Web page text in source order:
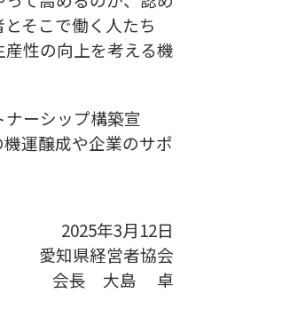
そこで働く人たち
性の向上を考える機
ーシップ構築宣
運醸成や企業のサポ
年3月12日
者協会
島 卓